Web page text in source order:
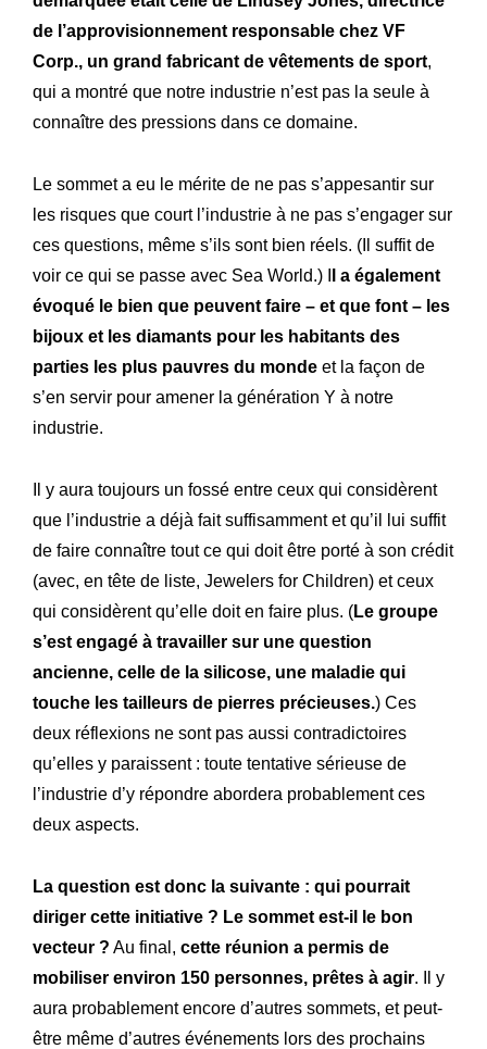
Expertise
Nos
Atelier
Notre Histoire
Engagements
La Lettre R&M
de l’approvisionnement responsable chez VF
Corp., un grand fabricant de vêtements de sport,
qui a montré que notre industrie n’est pas la seule à
connaître des pressions dans ce domaine.
Le sommet a eu le mérite de ne pas s’appesantir sur
les risques que court l’industrie à ne pas s’engager sur
ces questions, même s’ils sont bien réels. (Il suffit de
voir ce qui se passe avec Sea World.) I
l a également
évoqué le bien que peuvent faire – et que font – les
bijoux et les diamants pour les habitants des
parties les plus pauvres du monde et la façon de
s’en servir pour amener la génération Y à notre
industrie.
Il y aura toujours un fossé entre ceux qui considèrent
que l’industrie a déjà fait suffisamment et qu’il lui suffit
de faire connaître tout ce qui doit être porté à son crédit
(avec, en tête de liste, Jewelers for Children) et ceux
qui considèrent qu’elle doit en faire plus. (Le groupe
s’est engagé à travailler sur une question
ancienne, celle de la silicose, une maladie qui
touche les tailleurs de pierres précieuses.) Ces
deux réflexions ne sont pas aussi contradictoires
qu’elles y paraissent : toute tentative sérieuse de
l’industrie d’y répondre abordera probablement ces
deux aspects.
La question est donc la suivante : qui pourrait
diriger cette initiative ? Le sommet est-il le bon
vecteur ? Au final, cette réunion a permis de
mobiliser environ 150 personnes, prêtes à agir. Il y
aura probablement encore d’autres sommets, et peut-
être même d’autres événements lors des prochains